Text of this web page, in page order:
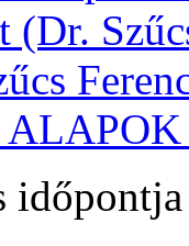
(Dr.
időpontja